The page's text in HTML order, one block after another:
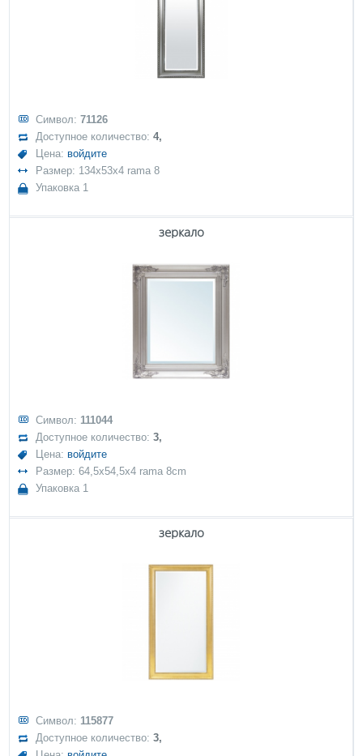
Символ:71126
Доступное количество:4,
Цена: войдите
Размер: 134x53x4 rama 8
Упаковка 1
зеркало
Символ: 111044
Доступное количество:3,
Цена: войдите
Размер: 64,5x54,5x4 rama 8cm
Упаковка 1
зеркало
Символ: 115877
Доступное количество:3,